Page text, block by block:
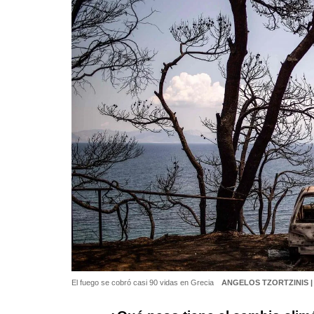
El fuego se cobró casi 90 vidas en Grecia ANGELOS TZORTZINIS |